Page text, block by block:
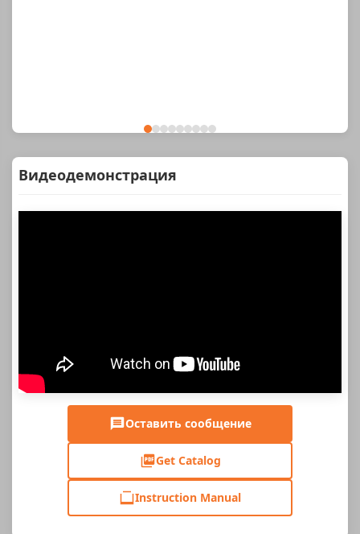
Видеодемонстрация
Оставить сообщение
Get Catalog
Instruction Manual